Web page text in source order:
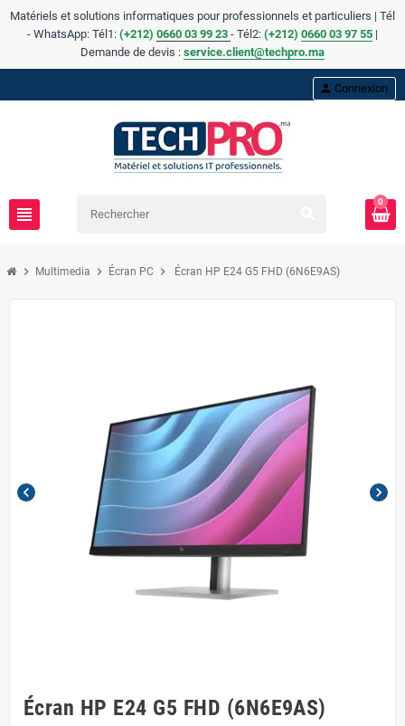
Matériels et solutions informatiques pour professionnels et particuliers | Tél
- WhatsApp: Tél1: (+212) 0660 03 99 23 - Tél2: (+212) 0660 03 97 55 |
Demande de devis : service.client@techpro.ma
view_headline
person Connexion
0
chevron_right Multimedia chevron_right Écran PC chevron_right Écran HP E24 G5 FHD (6N6E9AS)
chevron_left chevron_right
Écran HP E24 G5 FHD (6N6E9AS)